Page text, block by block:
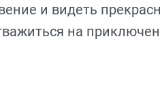
и видеть
на